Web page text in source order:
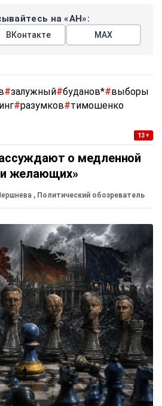
на «АН»:
ВКонтакте МАХ
#залужный#буданов*#выборы
#разумков#тимошенко
13+
о медленной
желающих»
, Политический обозреватель